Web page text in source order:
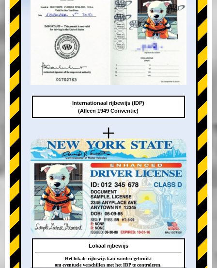
+
Internationaal rijbewijs (IDP)
(Alleen 1949 Conventie)
Lokaal rijbewijs
Het lokale rijbewijs kan worden gebruikt
om eventuele verschillen met het IDP te controleren.